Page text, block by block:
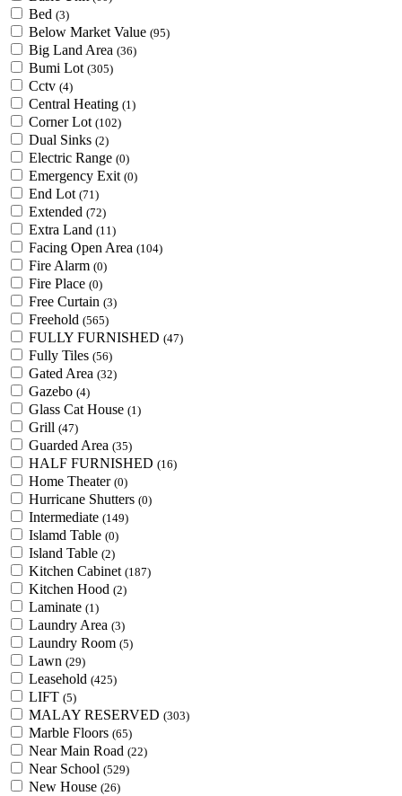
Bed (3)
Below Market Value (95)
Big Land Area (36)
Bumi Lot (305)
Cctv (4)
Central Heating (1)
Corner Lot (102)
Dual Sinks (2)
Electric Range (0)
Emergency Exit (0)
End Lot (71)
Extended (72)
Extra Land (11)
Facing Open Area (104)
Fire Alarm (0)
Fire Place (0)
Free Curtain (3)
Freehold (565)
FULLY FURNISHED (47)
Fully Tiles (56)
Gated Area (32)
Gazebo (4)
Glass Cat House (1)
Grill (47)
Guarded Area (35)
HALF FURNISHED (16)
Home Theater (0)
Hurricane Shutters (0)
Intermediate (149)
Islamd Table (0)
Island Table (2)
Kitchen Cabinet (187)
Kitchen Hood (2)
Laminate (1)
Laundry Area (3)
Laundry Room (5)
Lawn (29)
Leasehold (425)
LIFT (5)
MALAY RESERVED (303)
Marble Floors (65)
Near Main Road (22)
Near School (529)
New House (26)